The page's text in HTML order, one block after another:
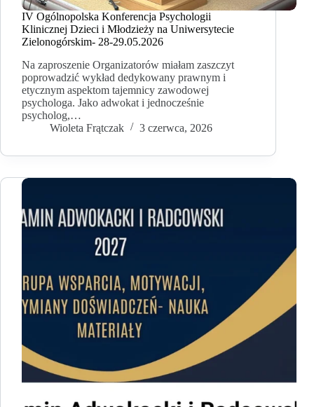
IV Ogólnopolska Konferencja Psychologii
Klinicznej Dzieci i Młodzieży na Uniwersytecie
Zielonogórskim- 28-29.05.2026
Na zaproszenie Organizatorów miałam zaszczyt
poprowadzić wykład dedykowany prawnym i
etycznym aspektom tajemnicy zawodowej
psychologa. Jako adwokat i jednocześnie
psycholog,…
Wioleta Frątczak
3 czerwca, 2026